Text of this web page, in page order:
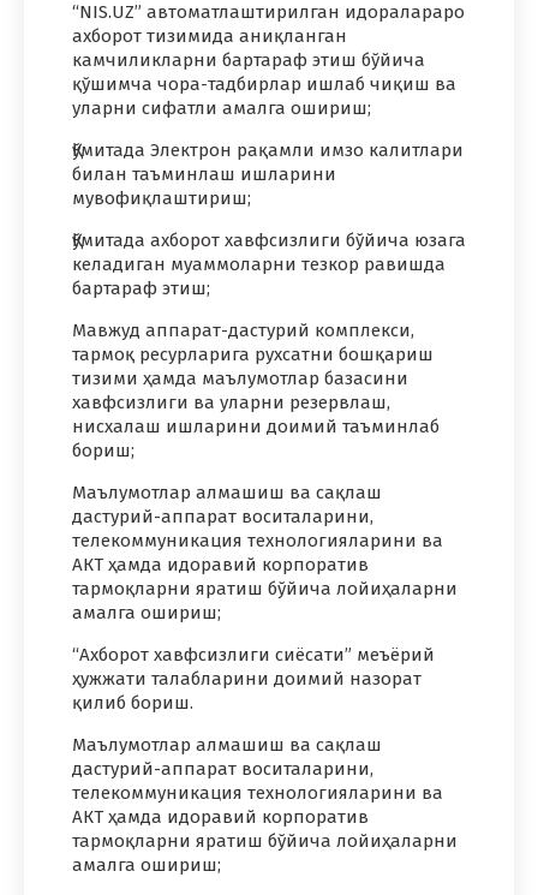
“NIS.UZ” автоматлаштирилган идоралараро
ахборот тизимида аниқланган
камчиликларни бартараф этиш бўйича
қўшимча чора-тадбирлар ишлаб чиқиш ва
уларни сифатли амалга ошириш;
Қўмитада Электрон рақамли имзо калитлари
билан таъминлаш ишларини
мувофиқлаштириш;
Қўмитада ахборот хавфсизлиги бўйича юзага
келадиган муаммоларни тезкор равишда
бартараф этиш;
Мавжуд аппарат-дастурий комплекси,
тармоқ ресурларига рухсатни бошқариш
тизими ҳамда маълумотлар базасини
хавфсизлиги ва уларни резервлаш,
нисхалаш ишларини доимий таъминлаб
бориш;
Маълумотлар алмашиш ва сақлаш
дастурий-аппарат воситаларини,
телекоммуникация технологияларини ва
АКТ ҳамда идоравий корпоратив
тармоқларни яратиш бўйича лойиҳаларни
амалга ошириш;
“Ахборот хавфсизлиги сиёсати” меъёрий
ҳужжати талабларини доимий назорат
қилиб бориш.
Маълумотлар алмашиш ва сақлаш
дастурий-аппарат воситаларини,
телекоммуникация технологияларини ва
АКТ ҳамда идоравий корпоратив
тармоқларни яратиш бўйича лойиҳаларни
амалга ошириш;